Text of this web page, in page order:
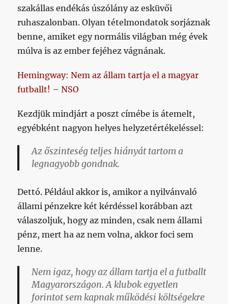
szakállas endékás úszólány az esküvői
ruhaszalonban. Olyan tételmondatok sorjáznak
benne, amiket egy normális világban még évek
múlva is az ember fejéhez vágnának.
Hemingway: Nem az állam tartja el a magyar
futballt! – NSO
Kezdjük mindjárt a poszt címébe is átemelt,
egyébként nagyon helyes helyzetértékeléssel:
Az őszinteség teljes hiányát tartom a
legnagyobb gondnak.
Dettó. Például akkor is, amikor a nyilvánvaló
állami pénzekre két kérdéssel korábban azt
válaszoljuk, hogy az minden, csak nem állami
pénz, mert ha az nem volna, akkor foci sem
lenne.
Nem igaz, hogy az állam tartja el a futballt
Magyarországon. A klubok egyetlen
forintot sem kapnak működési költségekre